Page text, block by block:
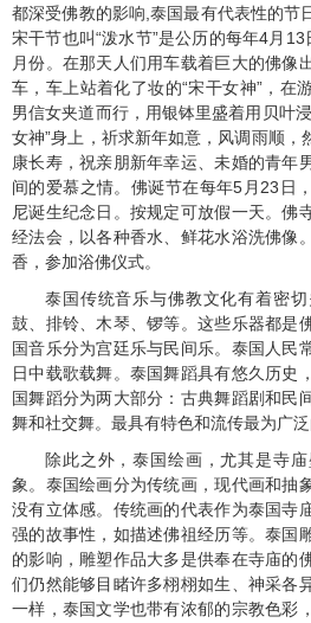
都深受佛教的影响,泰国最有代表性的节
宋干节也叫“泼水节”是公历的每年4月 13
月份。在那天人们用车载着巨大的佛像
车，车上站着化了妆的“宋干女神”，在
男信女夹道而行，用银钵里盛着用贝叶
女神”身上，祈求新年如意，风调雨顺，
康长寿，祝亲朋新年幸运、未婚的青年
间的爱慕之情。佛诞节在每年5月23 日
尼诞生纪念日。按规定可放假一天。佛
经法会，以各种香水、鲜花水浴洗佛像
香，参加浴佛仪式。
泰国传统音乐与佛教文化有着密切
鼓、排铃、木琴、锣等。这些乐器都是
国音乐分为宫廷乐与民间乐。泰国人民
日中载歌载舞。泰国舞蹈具有悠久历史
国舞蹈分为两大部分：古典舞蹈剧和民
舞和社交舞。最具有特色和流传最为广
除此之外，泰国绘画，尤其是寺
象。泰国绘画分为传统画，现代画和抽
没有立体感。传统画的代表作为泰国寺
强的故事性，如描述佛祖经历等。泰国
的影响，雕塑作品大多是供奉在寺庙的
们仍然能够目睹许多栩栩如生、神采各
一样，泰国文学也带有浓郁的宗教色彩